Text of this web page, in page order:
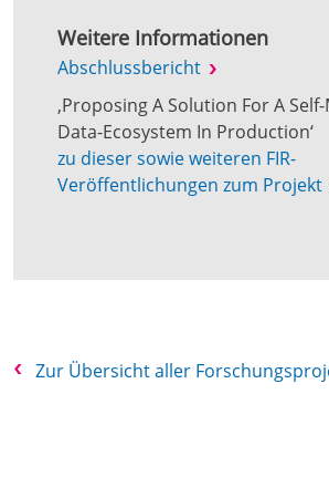
Weitere Informationen
Abschlussbericht
‚Proposing A Solution For A
Data-Ecosystem In Production‘
zu dieser sowie weiteren FIR-
Veröffentlichungen zum Projekt
Zur Übersicht aller